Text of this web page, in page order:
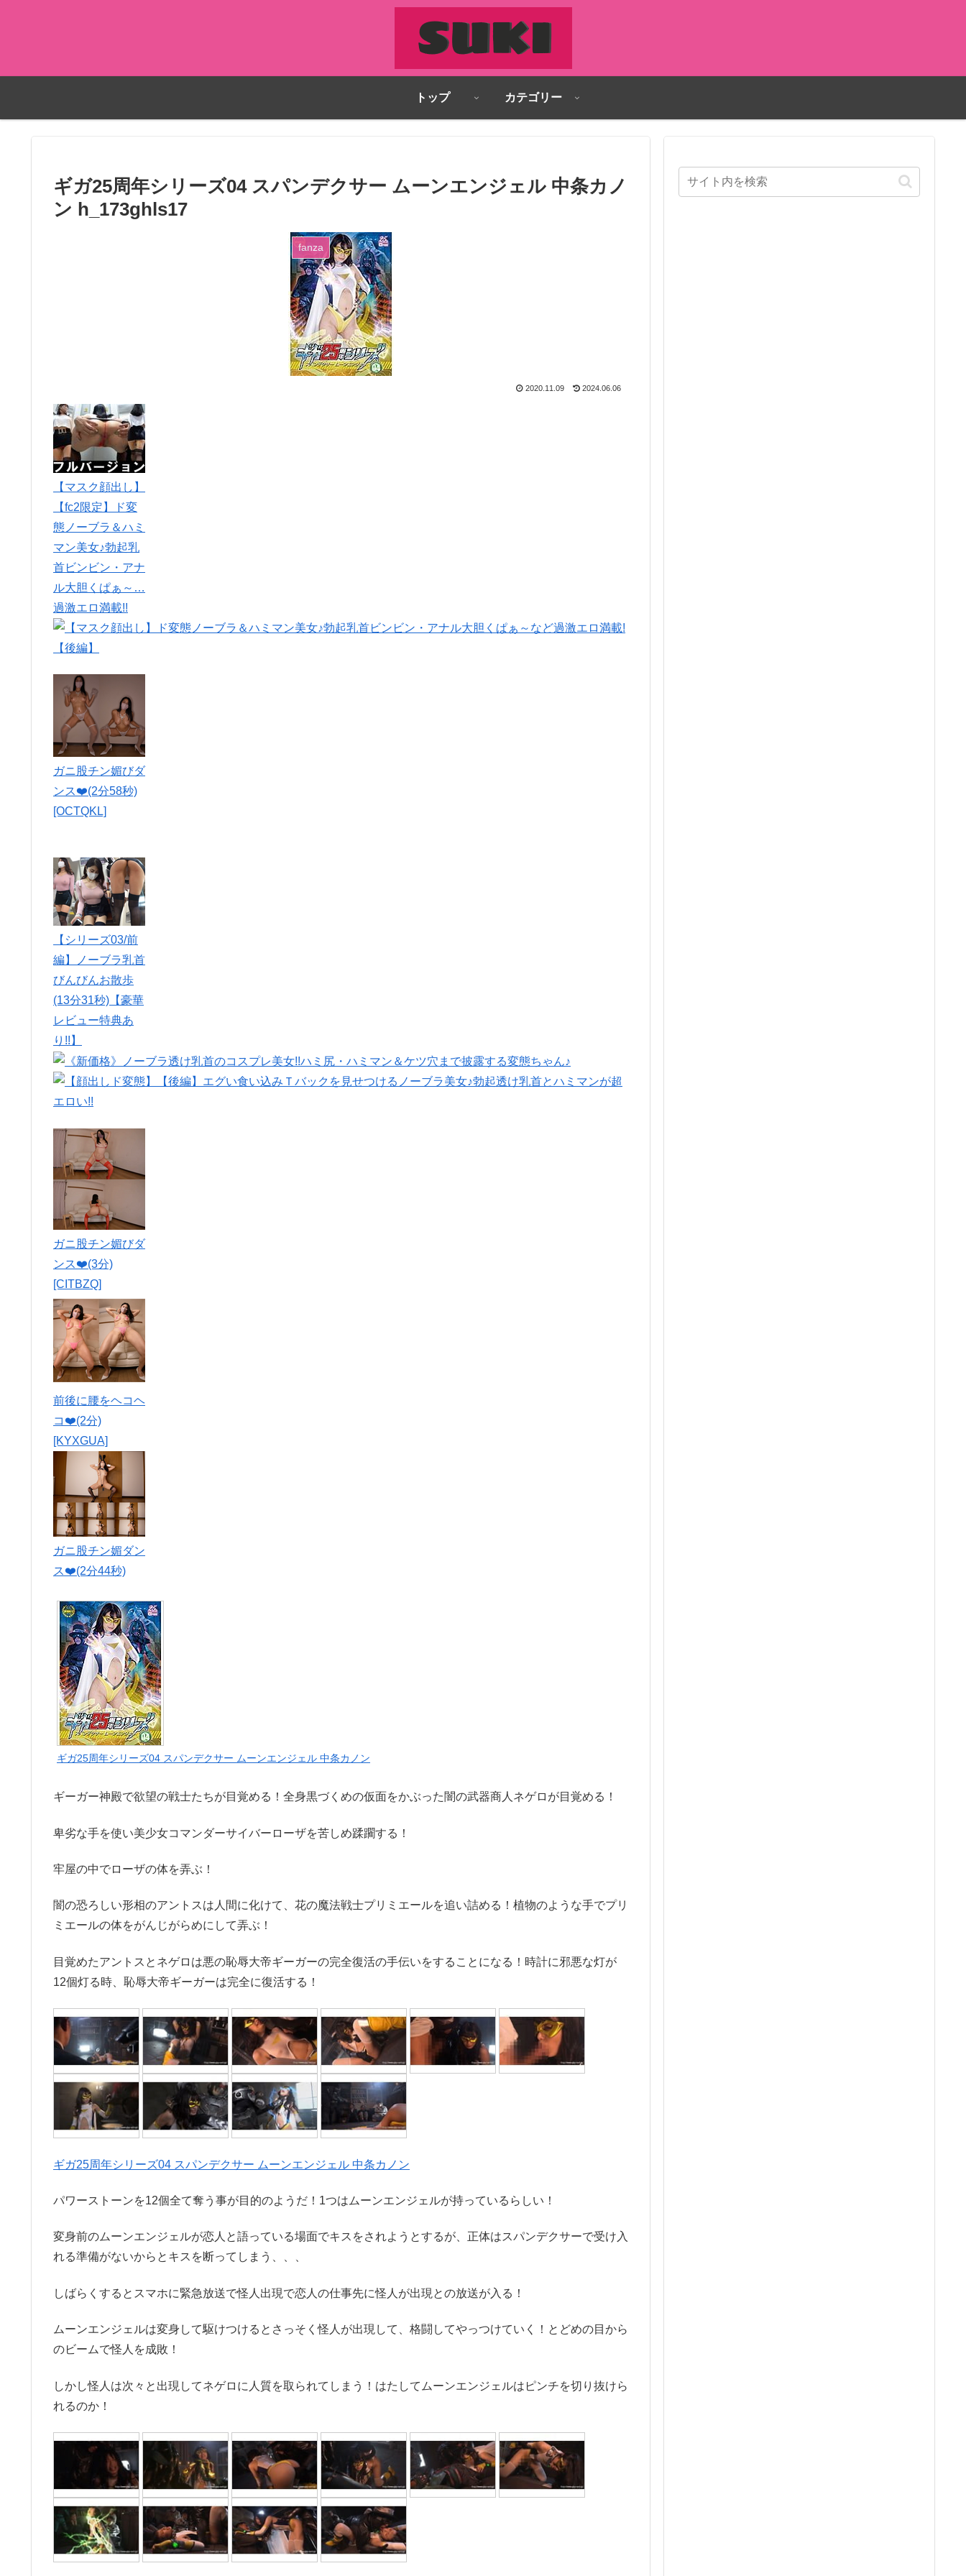
トップ カテゴリー
ギガ25周年シリーズ04 スパンデクサー ムーンエンジェル 中条カノ
ン h_173ghls17
fanza
2020.11.09 2024.06.06
【マスク顔出し】
【fc2限定】ド変
態ノーブラ＆ハミ
マン美女♪勃起乳
首ビンビン・アナ
ル大胆くぱぁ～…
過激エロ満載!!
ガニ股チン媚びダ
ンス❤️(2分58秒)
[OCTQKL]
【シリーズ03/前
編】ノーブラ乳首
びんびんお散歩
(13分31秒)【豪華
レビュー特典あ
り!!】
ガニ股チン媚びダ
ンス❤️(3分)
[CITBZQ]
前後に腰をヘコヘ
コ❤️(2分)
[KYXGUA]
ガニ股チン媚ダン
ス❤️(2分44秒)
ギガ25周年シリーズ04 スパンデクサー ムーンエンジェル 中条カノン
ギーガー神殿で欲望の戦士たちが目覚める！全身黒づくめの仮面をかぶった闇の武器商人ネゲロが目覚める！
卑劣な手を使い美少女コマンダーサイバーローザを苦しめ蹂躙する！
牢屋の中でローザの体を弄ぶ！
闇の恐ろしい形相のアントスは人間に化けて、花の魔法戦士プリミエールを追い詰める！植物のような手でプリ
ミエールの体をがんじがらめにして弄ぶ！
目覚めたアントスとネゲロは悪の恥辱大帝ギーガーの完全復活の手伝いをすることになる！時計に邪悪な灯が
12個灯る時、恥辱大帝ギーガーは完全に復活する！
ギガ25周年シリーズ04 スパンデクサー ムーンエンジェル 中条カノン
パワーストーンを12個全て奪う事が目的のようだ！1つはムーンエンジェルが持っているらしい！
変身前のムーンエンジェルが恋人と語っている場面でキスをされようとするが、正体はスパンデクサーで受け入
れる準備がないからとキスを断ってしまう、、、
しばらくするとスマホに緊急放送で怪人出現で恋人の仕事先に怪人が出現との放送が入る！
ムーンエンジェルは変身して駆けつけるとさっそく怪人が出現して、格闘してやっつけていく！とどめの目から
のビームで怪人を成敗！
しかし怪人は次々と出現してネゲロに人質を取られてしまう！はたしてムーンエンジェルはピンチを切り抜けら
れるのか！